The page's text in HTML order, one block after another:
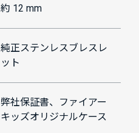
約 12 mm
純正ステンレスブレスレ
ット
弊社保証書、ファイアー
キッズオリジナルケース